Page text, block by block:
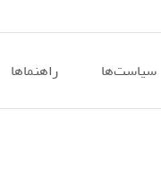
سیاست‌ها راهنماها